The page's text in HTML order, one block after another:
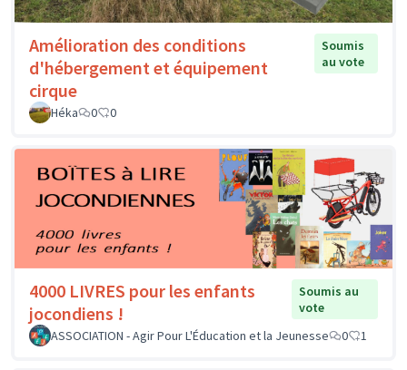
Amélioration des conditions
d'hébergement et équipement
cirque
Soumis
au vote
Héka 0 0
4000 LIVRES pour les enfants
jocondiens !
Soumis au
vote
ASSOCIATION - Agir Pour L'Éducation et la Jeunesse
0 1